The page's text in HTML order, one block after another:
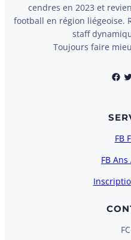
cendres en 2023 et
football en région liégeoise.
staff
Toujours faire
Facebook Twitter
FB
FB